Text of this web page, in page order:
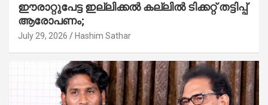
ഈരാറ്റുപേട്ട ഇല്ലിക്കൽ കല്ലിൽ ടിക്കറ്റ് തട്ടിപ്പ്
ആരോപണം;
July 29, 2026 Hashim Sathar